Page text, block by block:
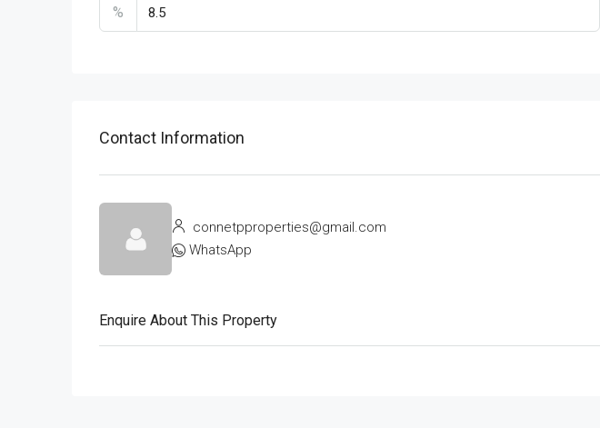
%
Contact Information
connetpproperties@gmail.com
WhatsApp
Enquire About This Property